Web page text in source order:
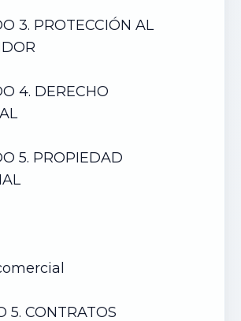
3. PROTECCIÓN AL
4. DERECHO
5. PROPIEDAD
5. CONTRATOS